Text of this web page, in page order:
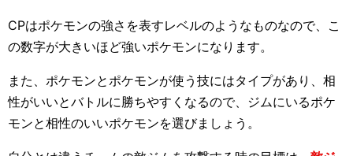
CPはポケモンの強さを表すレベルのようなものなので、こ
の数字が大きいほど強いポケモンになります。
また、ポケモンとポケモンが使う技にはタイプがあり、相
性がいいとバトルに勝ちやすくなるので、ジムにいるポケ
モンと相性のいいポケモンを選びましょう。